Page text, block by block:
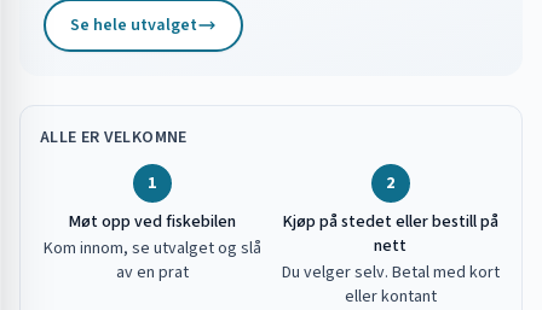
Se hele utvalget
ALLE ER VELKOMNE
1
Møt opp ved fiskebilen
Kom innom, se utvalget og slå
av en prat
2
Kjøp på stedet eller bestill på
nett
Du velger selv. Betal med kort
eller kontant